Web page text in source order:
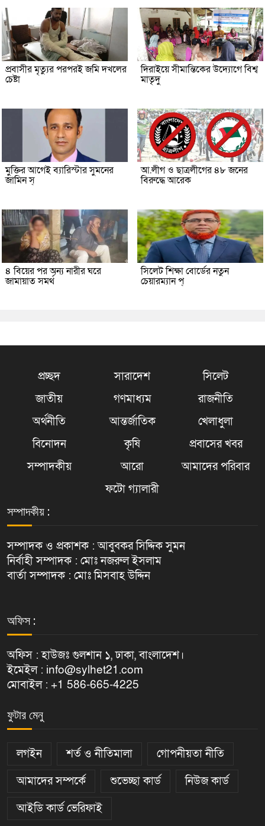
প্রবাসীর মৃত্যুর পরপরই জমি দখলের
চেষ্টা
দিরাইয়ে সীমান্তিকের উদ্যোগে বিশ্ব
মাতৃদু
মুক্তির আগেই ব্যারিস্টার সুমনের
জামিন স্
আ.লীগ ও ছাত্রলীগের ৪৮ জনের
বিরুদ্ধে আরেক
৪ বিয়ের পর অন্য নারীর ঘরে
জামায়াত সমর্থ
সিলেট শিক্ষা বোর্ডের নতুন
চেয়ারম্যান প্
প্রচ্ছদ সারাদেশ
সিলেট
জাতীয়
গণমাধ্যম
রাজনীতি
অর্থনীতি
আন্তর্জাতিক
খেলাধুলা
বিনোদন
কৃষি
প্রবাসের খবর
সম্পাদকীয়
আরো
আমাদের পরিবার
ফটো গ্যালারী
সম্পাদকীয় :
সম্পাদক ও প্রকাশক : আবুবকর সিদ্দিক সুমন
নির্বাহী সম্পাদক : মোঃ নজরুল ইসলাম
বার্তা সম্পাদক : মোঃ মিসবাহ উদ্দিন
অফিস :
অফিস : হাউজঃ গুলশান ১, ঢাকা, বাংলাদেশ।
ইমেইল : info@sylhet21.com
মোবাইল : +1 586-665-4225
ফুটার মেনু
লগইন শর্ত ও নীতিমালা
গোপনীয়তা নীতি
আমাদের সম্পর্কে
শুভেচ্ছা কার্ড
নিউজ কার্ড
আইডি কার্ড ভেরিফাই